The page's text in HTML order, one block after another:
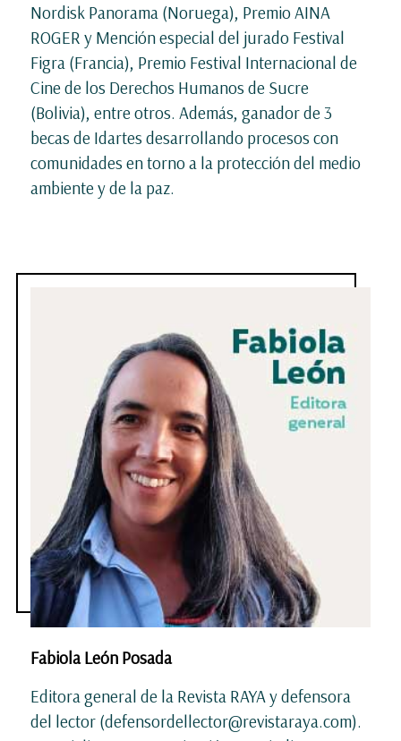
Nordisk Panorama (Noruega), Premio AINA
ROGER y Mención especial del jurado Festival
Figra (Francia), Premio Festival Internacional de
Cine de los Derechos Humanos de Sucre
(Bolivia), entre otros. Además, ganador de 3
becas de Idartes desarrollando procesos con
comunidades en torno a la protección del medio
ambiente y de la paz.
Fabiola León Posada
Editora general de la Revista RAYA y defensora
del lector (defensordellector@revistaraya.com).